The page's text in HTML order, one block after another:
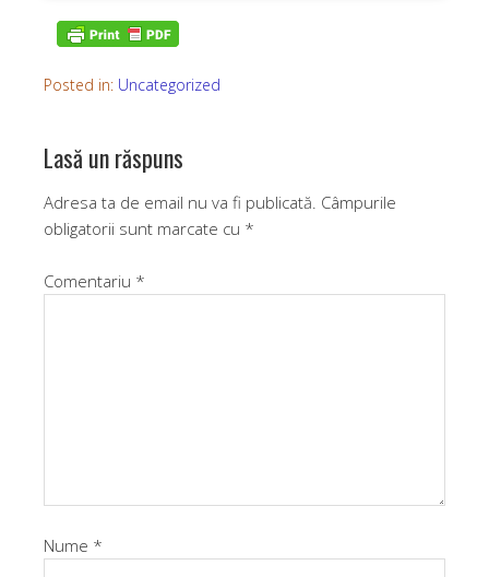
Posted in: Uncategorized
Lasă un răspuns
Adresa ta de email nu va fi publicată. Câmpurile
obligatorii sunt marcate cu *
Comentariu *
Nume *